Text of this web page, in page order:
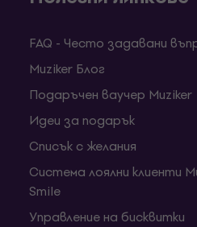
FAQ - Често задавани
Muziker Блог
Подаръчен ваучер Muziker
Идеи за подарък
Списък с желания
Система лоялни клиенти
Smile
Управление на бисквитки